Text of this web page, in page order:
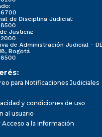
de Disciplina Judicial:
Justicia:
de Administración Judicial -
Bogotá
para Notificaciones Judiciales
y condiciones de uso
al usuario
Acceso a la información